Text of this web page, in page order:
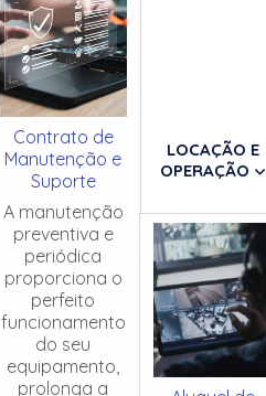
Contrato de
Manutenção e
Suporte
A manutenção
preventiva e
periódica
proporciona o
perfeito
funcionamento
do seu
equipamento,
prolonga a
LOCAÇÃO E
OPERAÇÃO